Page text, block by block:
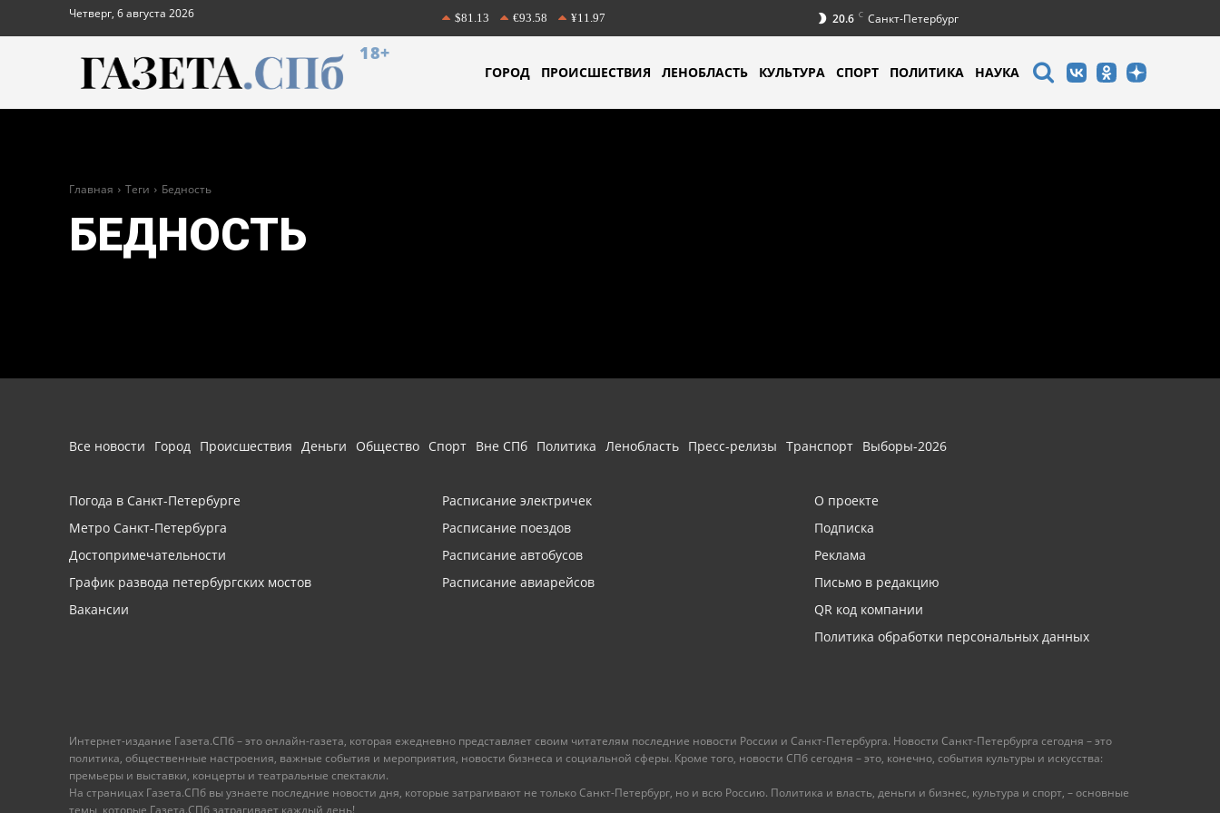
Четверг, 6 августа 2026 $81.13 €93.58 ¥11.97 20.6 C Санкт-Петербург
18+
ГОРОД ПРОИСШЕСТВИЯ ЛЕНОБЛАСТЬ КУЛЬТУРА СПОРТ ПОЛИТИКА НАУКА
Главная Теги Бедность
БЕДНОСТЬ
Все новости Город Происшествия Деньги Общество Спорт Вне СПб Политика Ленобласть Пресс-релизы Транспорт Выборы-2026
Погода в Санкт-Петербурге
Метро Санкт-Петербурга
Достопримечательности
График развода петербургских мостов
Вакансии
Расписание электричек
Расписание поездов
Расписание автобусов
Расписание авиарейсов
О проекте
Подписка
Реклама
Письмо в редакцию
QR код компании
Политика обработки персональных данных
Интернет-издание Газета.СПб – это онлайн-газета, которая ежедневно представляет своим читателям последние новости России и Санкт-Петербурга. Новости Санкт-Петербурга сегодня – это
политика, общественные настроения, важные события и мероприятия, новости бизнеса и социальной сферы. Кроме того, новости СПб сегодня – это, конечно, события культуры и искусства:
премьеры и выставки, концерты и театральные спектакли.
На страницах Газета.СПб вы узнаете последние новости дня, которые затрагивают не только Санкт-Петербург, но и всю Россию. Политика и власть, деньги и бизнес, культура и спорт, – основные
темы, которые Газета.СПб затрагивает каждый день!